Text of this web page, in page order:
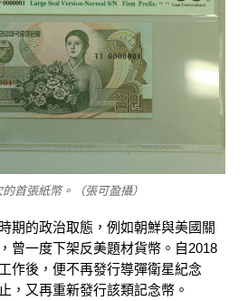
首張紙幣。（張可盈攝）
期的政治取態，例如朝鮮與美國關
曾一度下架反美題材貨幣。自2018
作後，便不再發行導彈衛星紀念
，又再重新發行該類記念幣。